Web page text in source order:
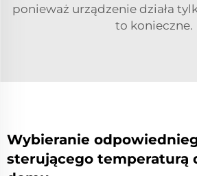
ponieważ urządzenie działa
to konieczne.
Wybieranie
sterującego temperaturą